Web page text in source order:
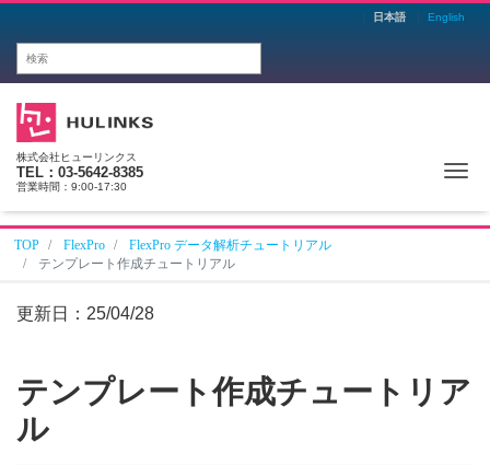
日本語 English
株式会社ヒューリンクス
TEL：03-5642-8385
営業時間：9:00-17:30
TOP FlexPro
FlexPro データ解析チュートリアル
テンプレート作成チュートリアル
更新日： 25/04/28
テンプレート作成チュートリア
ル